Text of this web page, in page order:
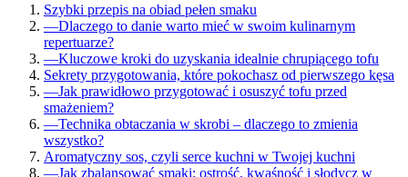
Szybki przepis na obiad pełen smaku
—Dlaczego to danie warto mieć w swoim kulinarnym
repertuarze?
—Kluczowe kroki do uzyskania idealnie chrupiącego tofu
Sekrety przygotowania, które pokochasz od pierwszego kęsa
—Jak prawidłowo przygotować i osuszyć tofu przed
smażeniem?
—Technika obtaczania w skrobi – dlaczego to zmienia
wszystko?
Aromatyczny sos, czyli serce kuchni w Twojej kuchni
—Jak zbalansować smaki: ostrość, kwaśność i słodycz w